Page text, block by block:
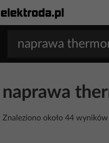
naprawa
Znaleziono około 44